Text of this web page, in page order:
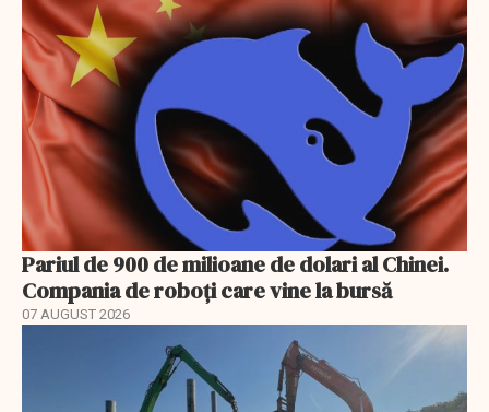
Pariul de 900 de milioane de dolari al Chinei.
Compania de roboți care vine la bursă
07 AUGUST 2026